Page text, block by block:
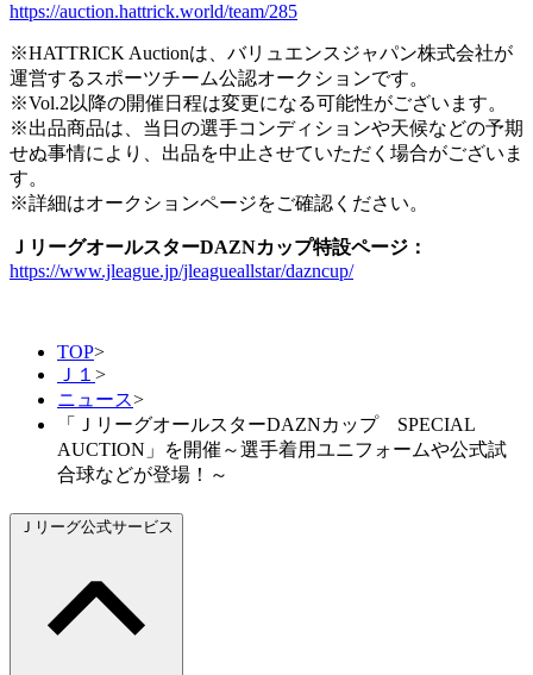
https://auction.hattrick.world/team/285
※HATTRICK Auctionは、バリュエンスジャパン株式会社が
運営するスポーツチーム公認オークションです。
※Vol.2以降の開催日程は変更になる可能性がございます。
※出品商品は、当日の選手コンディションや天候などの予期
せぬ事情により、出品を中止させていただく場合がございま
す。
※詳細はオークションページをご確認ください。
ＪリーグオールスターDAZNカップ特設ページ：
https://www.jleague.jp/jleagueallstar/dazncup/
TOP>
Ｊ１ >
ニュース>
「ＪリーグオールスターDAZNカップ SPECIAL
AUCTION」を開催～選手着用ユニフォームや公式試
合球などが登場！～
Ｊリーグ公式サービス